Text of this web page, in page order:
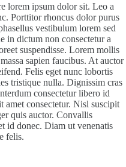
lorem ipsum dolor sit. Leo a
Porttitor rhoncus dolor purus
vestibulum lorem sed
in dictum non consectetur a
suspendisse. Lorem mollis
sapien faucibus. At auctor
Felis eget nunc lobortis
tristique nulla. Dignissim cras
consectetur libero id
amet consectetur. Nisl suscipit
quis auctor. Convallis
id donec. Diam ut venenatis
felis.